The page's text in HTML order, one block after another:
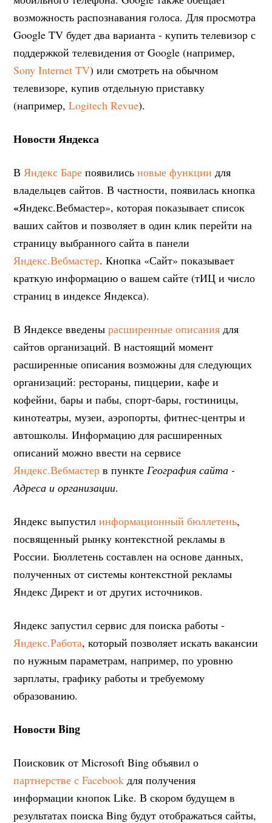
возможность распознавания голоса. Для просмотра
Google TV будет два варианта - купить телевизор с
поддержкой телевидения от Google (например,
Sony Internet TV) или смотреть на обычном
телевизоре, купив отдельную приставку
(например,Logitech Revue).
Новости Яндекса
ВЯндекс Баре появилисьновые функции для
владельцев сайтов. В частности, появилась кнопка
«Яндекс.Вебмастер», которая показывает список
ваших сайтов и позволяет в один клик перейти на
страницу выбранного сайта в панели
Яндекс.Вебмастер. Кнопка «Сайт» показывает
краткую информацию о вашем сайте (тИЦ и число
страниц в индексе Яндекса).
В Яндексе введенырасширенные описания для
сайтов организаций. В настоящий момент
расширенные описания возможны для следующих
организаций: рестораны, пиццерии, кафе и
кофейни, бары и пабы, спорт-бары, гостиницы,
кинотеатры, музеи, аэропорты, фитнес-центры и
автошколы. Информацию для расширенных
описаний можно ввести на сервисе
Яндекс.Вебмастер в пунктеГеография сайта -
Адреса и организации.
Яндекс выпустилинформационный бюллетень,
посвященный рынку контекстной рекламы в
России. Бюллетень составлен на основе данных,
полученных от системы контекстной рекламы
Яндекс Директ и от других источников.
Яндекс запустил сервис для поиска работы -
Яндекс.Работа, который позволяет искать вакансии
по нужным параметрам, например, по уровню
зарплаты, графику работы и требуемому
образованию.
Новости Bing
Поисковик от Microsoft Bing объявил о
партнерстве с Facebook для получения
информации кнопок Like. В скором будущем в
результатах поиска Bing будут отображаться сайты,